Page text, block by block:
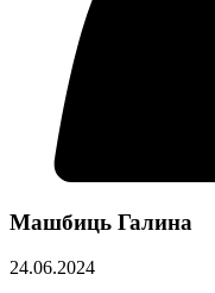
Машбиць Галина
24.06.2024